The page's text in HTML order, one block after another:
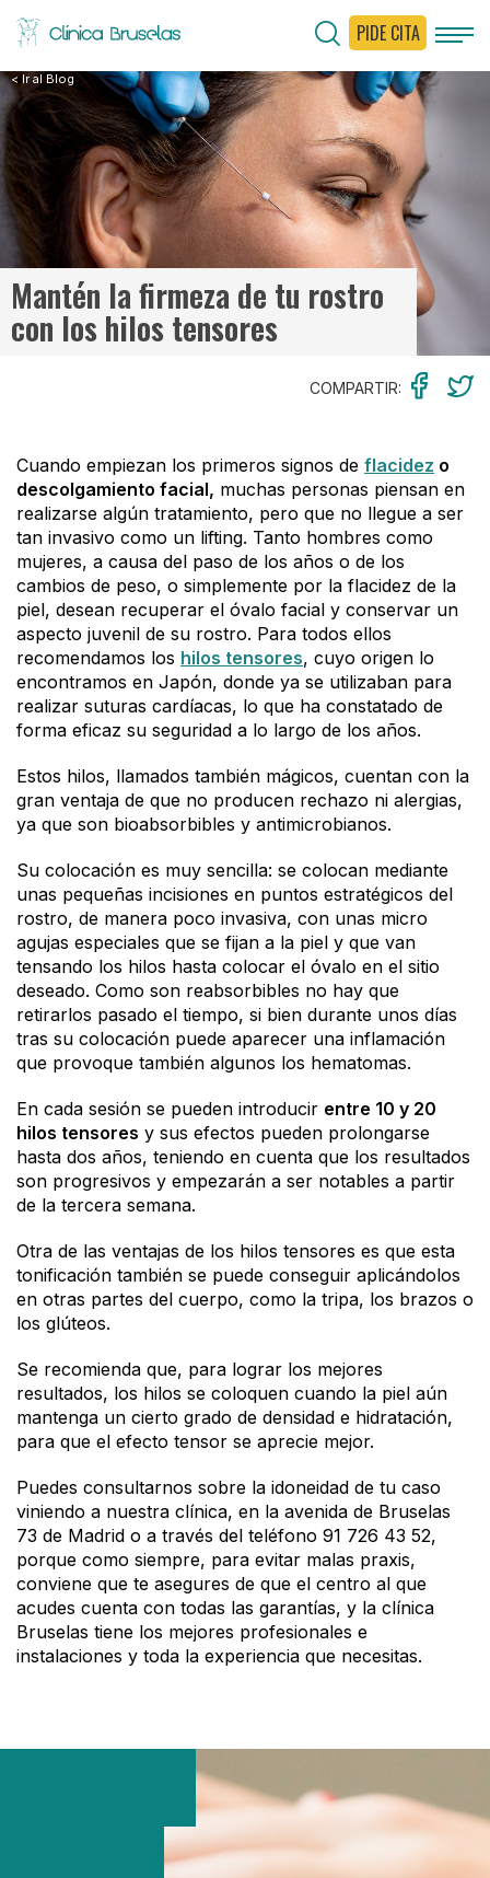
PIDE CITA
< Ir al Blog
Mantén la firmeza de tu rostro
con los hilos tensores
COMPARTIR:
Cuando empiezan los primeros signos de flacidez o
descolgamiento facial, muchas personas piensan en
realizarse algún tratamiento, pero que no llegue a ser
tan invasivo como un lifting. Tanto hombres como
mujeres, a causa del paso de los años o de los
cambios de peso, o simplemente por la flacidez de la
piel, desean recuperar el óvalo facial y conservar un
aspecto juvenil de su rostro. Para todos ellos
recomendamos los hilos tensores, cuyo origen lo
encontramos en Japón, donde ya se utilizaban para
realizar suturas cardíacas, lo que ha constatado de
forma eficaz su seguridad a lo largo de los años.
Estos hilos, llamados también mágicos, cuentan con la
gran ventaja de que no producen rechazo ni alergias,
ya que son bioabsorbibles y antimicrobianos.
Su colocación es muy sencilla: se colocan mediante
unas pequeñas incisiones en puntos estratégicos del
rostro, de manera poco invasiva, con unas micro
agujas especiales que se fijan a la piel y que van
tensando los hilos hasta colocar el óvalo en el sitio
deseado. Como son reabsorbibles no hay que
retirarlos pasado el tiempo, si bien durante unos días
tras su colocación puede aparecer una inflamación
que provoque también algunos los hematomas.
En cada sesión se pueden introducir entre 10 y 20
hilos tensores y sus efectos pueden prolongarse
hasta dos años, teniendo en cuenta que los resultados
son progresivos y empezarán a ser notables a partir
de la tercera semana.
Otra de las ventajas de los hilos tensores es que esta
tonificación también se puede conseguir aplicándolos
en otras partes del cuerpo, como la tripa, los brazos o
los glúteos.
Se recomienda que, para lograr los mejores
resultados, los hilos se coloquen cuando la piel aún
mantenga un cierto grado de densidad e hidratación,
para que el efecto tensor se aprecie mejor.
Puedes consultarnos sobre la idoneidad de tu caso
viniendo a nuestra clínica, en la avenida de Bruselas
73 de Madrid o a través del teléfono 91 726 43 52,
porque como siempre, para evitar malas praxis,
conviene que te asegures de que el centro al que
acudes cuenta con todas las garantías, y la clínica
Bruselas tiene los mejores profesionales e
instalaciones y toda la experiencia que necesitas.